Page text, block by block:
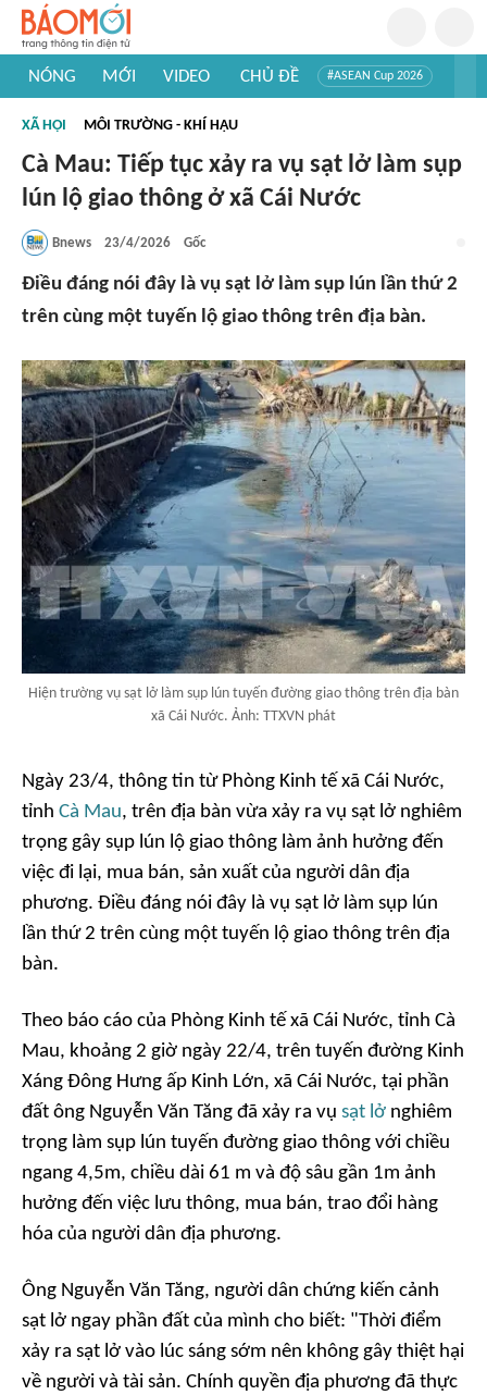
NÓNG MỚI VIDEO CHỦ ĐỀ #ASEAN Cup 2026
#Khám phá thế giới
XÃ HỘI MÔI TRƯỜNG - KHÍ HẬU
Cà Mau: Tiếp tục xảy ra vụ sạt lở làm sụp
lún lộ giao thông ở xã Cái Nước
Bnews 23/4/2026 Gốc
Điều đáng nói đây là vụ sạt lở làm sụp lún lần thứ 2
trên cùng một tuyến lộ giao thông trên địa bàn.
Hiện trường vụ sạt lở làm sụp lún tuyến đường giao thông trên địa bàn
xã Cái Nước. Ảnh: TTXVN phát
Ngày 23/4, thông tin từ Phòng Kinh tế xã Cái Nước,
tỉnh Cà Mau, trên địa bàn vừa xảy ra vụ sạt lở nghiêm
trọng gây sụp lún lộ giao thông làm ảnh hưởng đến
việc đi lại, mua bán, sản xuất của người dân địa
phương. Điều đáng nói đây là vụ sạt lở làm sụp lún
lần thứ 2 trên cùng một tuyến lộ giao thông trên địa
bàn.
Theo báo cáo của Phòng Kinh tế xã Cái Nước, tỉnh Cà
Mau, khoảng 2 giờ ngày 22/4, trên tuyến đường Kinh
Xáng Đông Hưng ấp Kinh Lớn, xã Cái Nước, tại phần
đất ông Nguyễn Văn Tăng đã xảy ra vụ sạt lở nghiêm
trọng làm sụp lún tuyến đường giao thông với chiều
ngang 4,5m, chiều dài 61 m và độ sâu gần 1m ảnh
hưởng đến việc lưu thông, mua bán, trao đổi hàng
hóa của người dân địa phương.
Ông Nguyễn Văn Tăng, người dân chứng kiến cảnh
sạt lở ngay phần đất của mình cho biết: "Thời điểm
xảy ra sạt lở vào lúc sáng sớm nên không gây thiệt hại
về người và tài sản. Chính quyền địa phương đã thực